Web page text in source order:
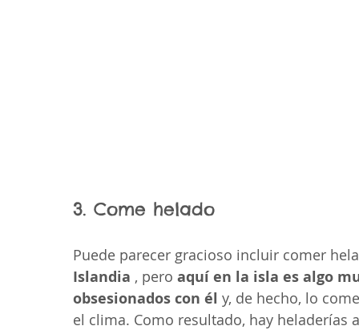
3. Come helado
Puede parecer gracioso incluir comer
Islandia , pero aquí en la isla es algo
obsesionados con él y, de hecho, lo
el clima. Como resultado, hay heladerías